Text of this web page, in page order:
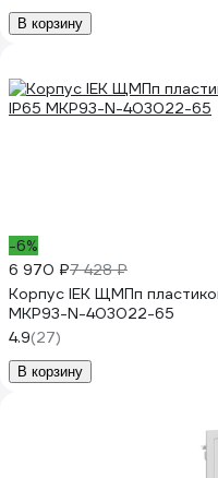
В корзину
-6%
6 970 ₽7 428 ₽
Корпус IEK ЩМПп
MKP93-N-403022-65
4.9(27)
В корзину